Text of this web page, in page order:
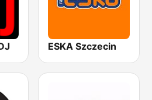
ESKA Szczecin